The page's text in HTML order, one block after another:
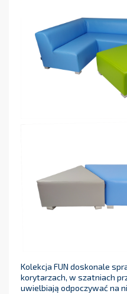
Kolekcja FUN doskonale
korytarzach, w szatniach
uwielbiają odpoczywać na